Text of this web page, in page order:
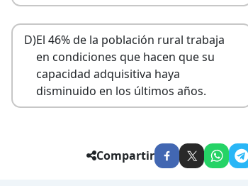
D)El 46% de la población rural trabaja
en condiciones que hacen que su
capacidad adquisitiva haya
disminuido en los últimos años.
Compartir